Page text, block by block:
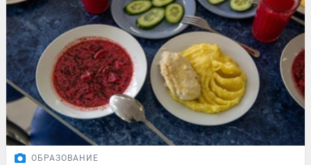
ОБРАЗОВАНИЕ